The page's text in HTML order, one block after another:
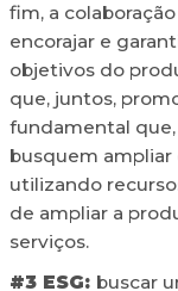
fim, a
encorajar e
objetivos do
que, juntos,
fundamental que,
busquem ampliar
utilizando
de ampliar a
serviços.
#3 ESG: buscar